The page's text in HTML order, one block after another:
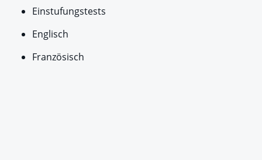
Einstufungstests
Englisch
Französisch